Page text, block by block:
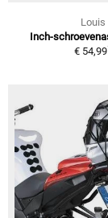
Louis
Inch-
€ 54,99